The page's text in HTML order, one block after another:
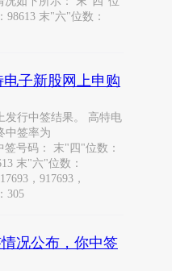
98613 末"六"位数：
电子新股网上申购
发行中签结果。 高特电
中签率为
签号码： 末"四"位数：
末"六"位数：
，917693，
305
况公布，你中签